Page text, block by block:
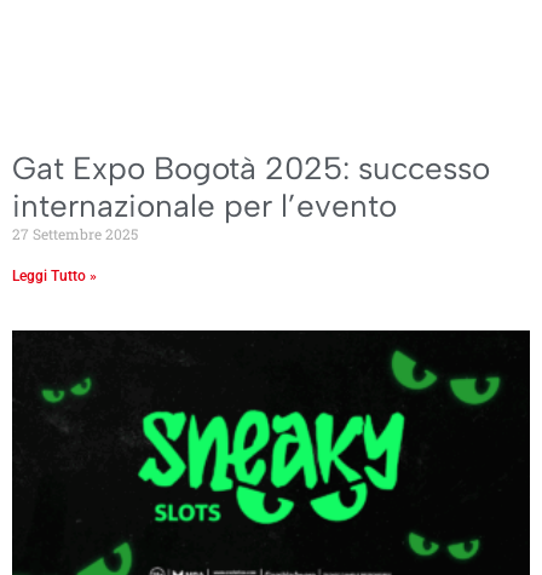
Gat Expo Bogotà 2025: successo
internazionale per l’evento
27 Settembre 2025
Leggi Tutto »